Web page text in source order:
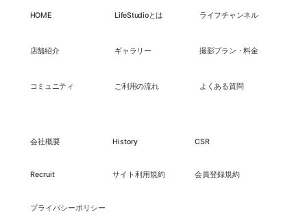
HOME LifeStudioとは ライフチャンネル
店舗紹介 ギャラリー 撮影プラン・料金
コミュニティ ご利用の流れ よくある質問
会社概要 History CSR
Recruit サイト利用規約 会員登録規約
プライバシーポリシー